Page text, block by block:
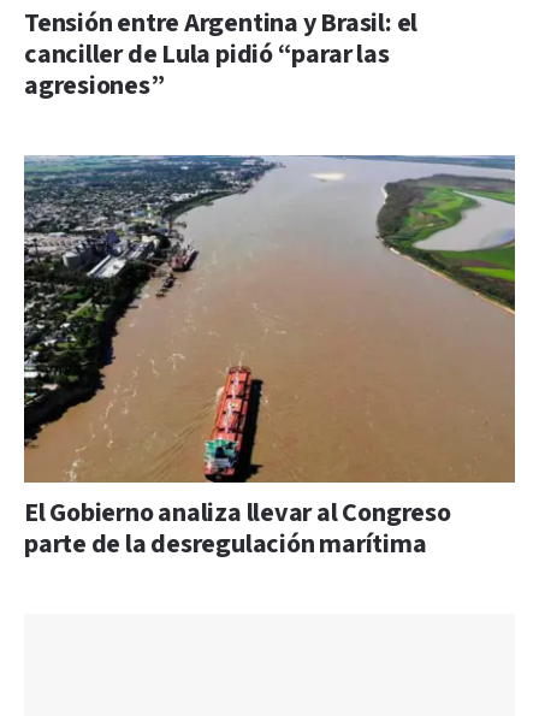
Tensión entre Argentina y Brasil: el
canciller de Lula pidió “parar las
agresiones”
El Gobierno analiza llevar al Congreso
parte de la desregulación marítima